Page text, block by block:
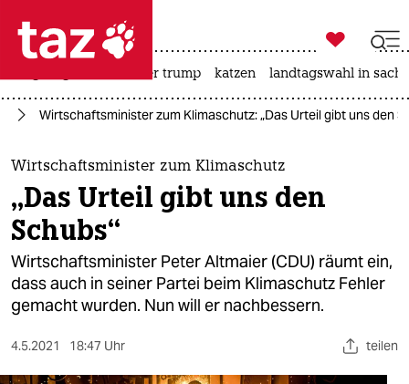
 taz zahl ich
taz zahl ich
themen
politik
öko
gesellschaft
sport

taz zahl ich
usa unter trump katzen landtagswahl in
Wirtschaftsminister zum Klimaschutz: „Das Urteil gibt uns den
Wirtschaftsminister zum Klimaschutz
„Das Urteil gibt uns den
Schubs“
Wirtschaftsminister Peter Altmaier (CDU) räumt ein,
dass auch in seiner Partei beim Klimaschutz Fehler
gemacht wurden. Nun will er nachbessern.
4.5.2021 18:47 Uhr teilen